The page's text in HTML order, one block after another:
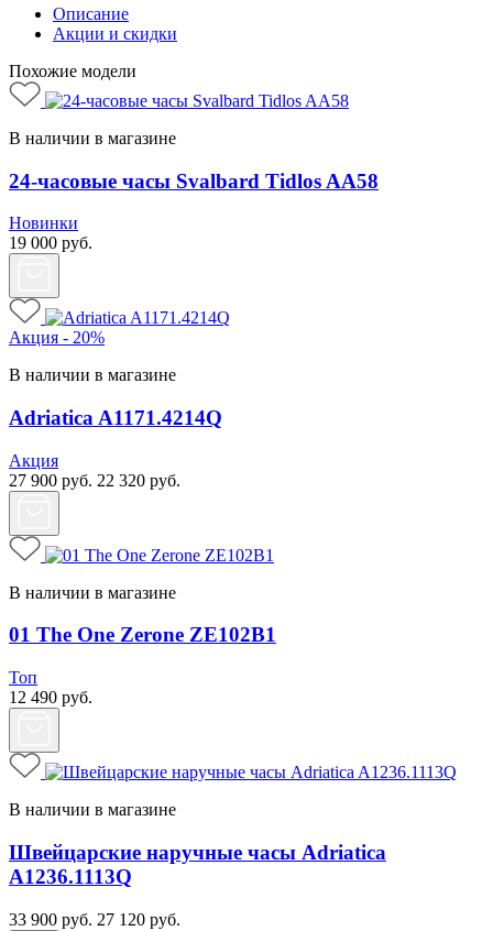
Описание
Акции и скидки
Похожие модели
В наличии в магазине
24-часовые часы Svalbard Tidlos AA58
Новинки
19 000 руб.
Акция - 20%
В наличии в магазине
Adriatica A1171.4214Q
Акция
27 900 руб. 22 320 руб.
В наличии в магазине
01 The One Zerone ZE102B1
Топ
12 490 руб.
В наличии в магазине
Швейцарские наручные часы Adriatica
A1236.1113Q
33 900 руб. 27 120 руб.